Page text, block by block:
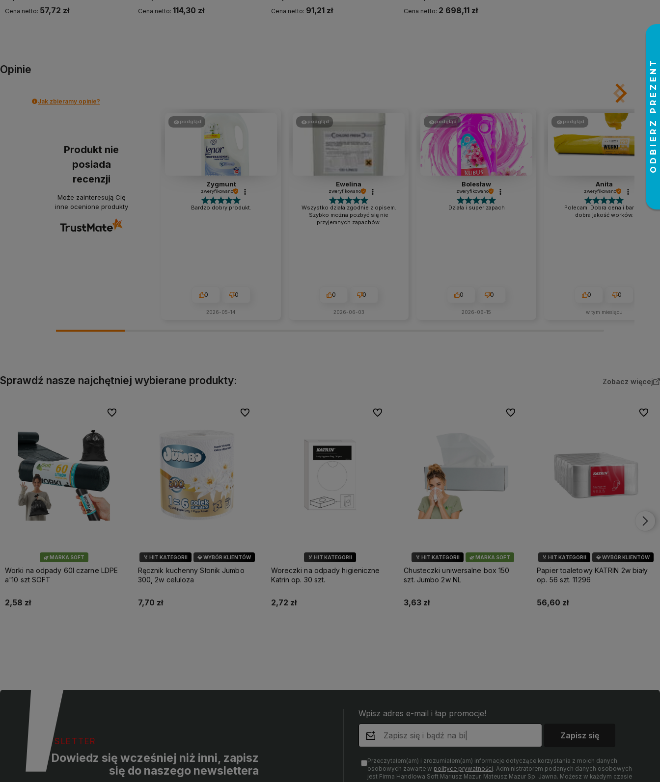
Cena netto: 57,72 zł Cena netto: 114,30 zł Cena netto: 91,21 zł Cena netto: 2 698,11 zł
Opinie
Jak zbieramy opinie?
Produkt nie
posiada
recenzji
Może zainteresują Cię
inne ocenione produkty
podgląd
Zygmunt
zweryfikowano
Bardzo dobry produkt.
0 0
2026-05-14
podgląd
Ewelina
zweryfikowano
Wszystko działa zgodnie z opisem.
Szybko można pozbyć się nie
przyjemnych zapachów.
0 0
2026-06-03
podgląd
Bolesław
zweryfikowano
Działa i super zapach
0 0
2026-06-15
podgląd
Anita
zweryfikowano
Polecam. Dobra cena i bardzo
dobra jakość worków.
0 0
w tym miesiącu
Sprawdź nasze najchętniej wybierane produkty: Zobacz więcej
🌿 MARKA SOFT
Worki na odpady 60l czarne LDPE
a'10 szt SOFT
2,58 zł
Do ulubionych
🏅 HIT KATEGORII 💎 WYBÓR KLIENTÓW
Ręcznik kuchenny Słonik Jumbo
300, 2w celuloza
7,70 zł
Do ulubionych
🏅 HIT KATEGORII
Woreczki na odpady higieniczne
Katrin op. 30 szt.
2,72 zł
Do ulubionych
🏅 HIT KATEGORII 🌿 MARKA SOFT
Chusteczki uniwersalne box 150
szt. Jumbo 2w NL
3,63 zł
Do ulubionych
🏅 HIT KATEGORII 💎 WYBÓR KLIENTÓW
Papier toaletowy KATRIN 2w biały
op. 56 szt. 11296
56,60 zł
Do
NEWSLETTER
Dowiedz się wcześniej niż inni, zapisz
się do naszego newslettera
Wpisz adres e-mail i łap promocje!
Zapisz się
Przeczytałem(am) i zrozumiałem(am) informacje dotyczące korzystania z moich danych
osobowych zawarte w polityce prywatności. Administratorem podanych danych osobowych
jest Firma Handlowa Soft Mariusz Mazur, Mateusz Mazur Sp. Jawna. Możesz w każdym czasie